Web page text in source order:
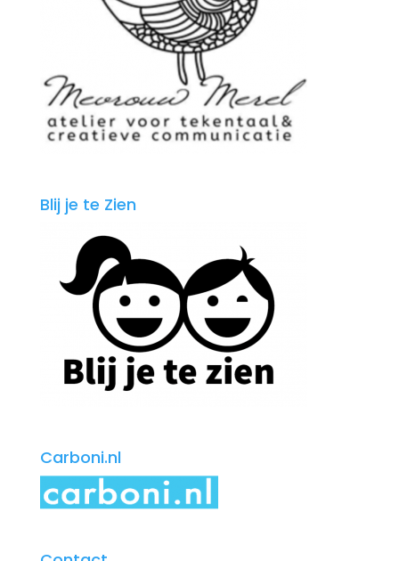
Blij je te Zien
Carboni.nl